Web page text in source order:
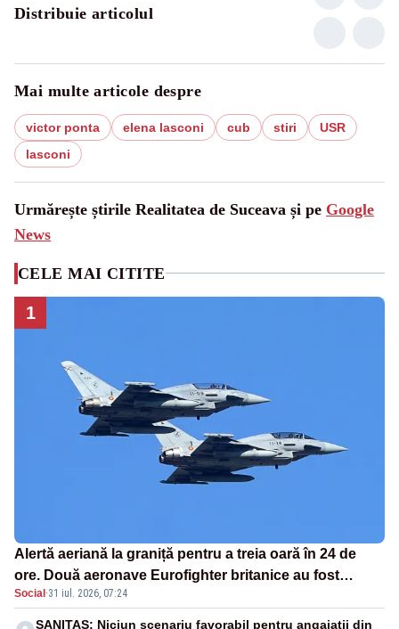
Distribuie articolul
Mai multe articole despre
victor ponta elena lasconi cub stiri
USR
lasconi
Urmărește știrile Realitatea de Suceava și pe Google
News
CELE MAI CITITE
1
Alertă aeriană la graniță pentru a treia oară în 24 de
ore. Două aeronave Eurofighter britanice au fost
ridicate de la sol
Social ·31 iul. 2026, 07:24
SANITAS: Niciun scenariu favorabil pentru angajații din